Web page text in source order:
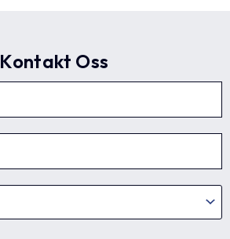
Kontakt Oss